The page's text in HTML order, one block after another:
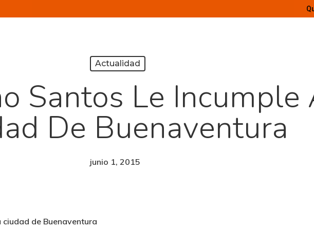
Actualidad
Santos Le Incumple
De Buenaventura
junio 1, 2015